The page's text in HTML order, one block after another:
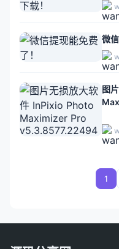
微
图
1